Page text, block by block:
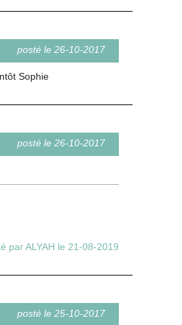
posté le 26-10-2017
Sophie
posté le 26-10-2017
par ALYAH le 21-08-2019
posté le 25-10-2017